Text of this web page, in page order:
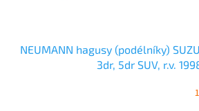
NEUMANN hagusy (podélníky)
3dr, 5dr SUV, r.v.